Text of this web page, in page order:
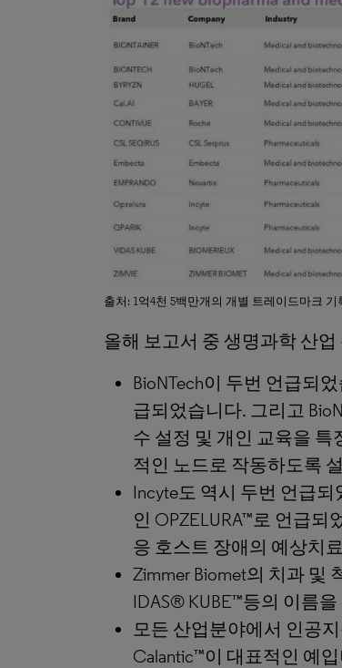
출처: 1억4천 5백만개의 개별 트레이드마크
올해 보고서 중 생명과학 산
BioNTech이 두번 언급되
급되었습니다. 그리고
수 설정 및 개인 교육을
적인 노드로 작동하도록
Incyte도 역시 두번 언급
인 OPZELURA™로 언급
응 호스트 장애의 예상치
Zimmer Biomet의 치과 및
IDAS® KUBE™등의 이름
모든 산업분야에서 인공
Calantic™이 대표적인 예